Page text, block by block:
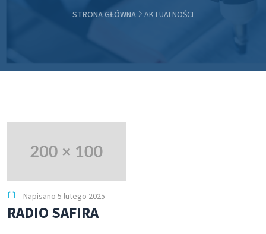
STRONA GŁÓWNA AKTUALNOŚCI
Napisano 5 lutego 2025
RADIO SAFIRA